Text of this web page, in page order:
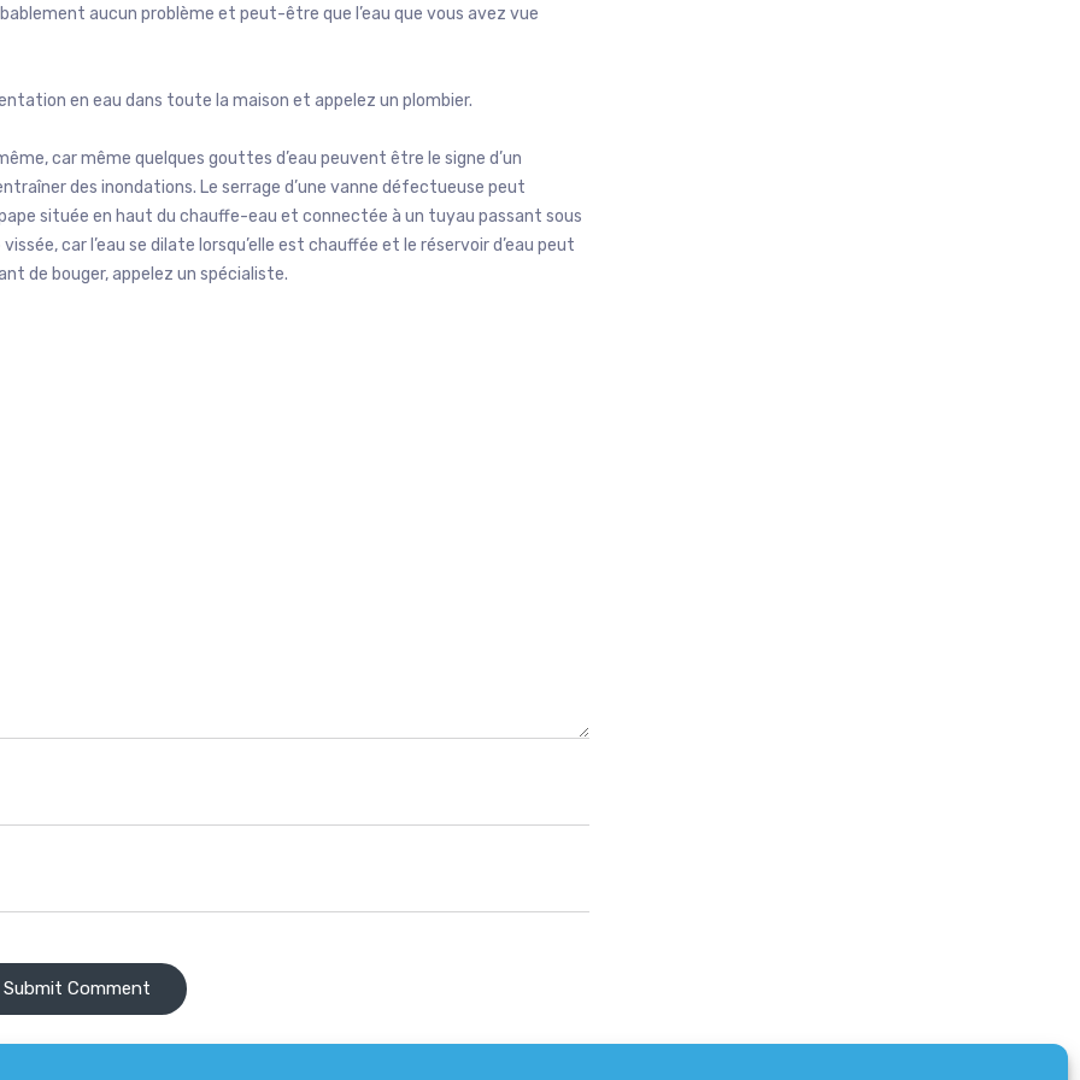
aucun problème et peut-être que l’eau que vous avez vue
en eau dans toute la maison et appelez un plombier.
car même quelques gouttes d’eau peuvent être le signe d’un
des inondations. Le serrage d’une vanne défectueuse peut
située en haut du chauffe-eau et connectée à un tuyau passant sous
car l’eau se dilate lorsqu’elle est chauffée et le réservoir d’eau peut
de bouger, appelez un spécialiste.